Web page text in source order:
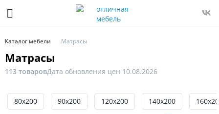
Каталог мебели Матрасы
Матрасы
113 товаровДата обновления цен 10.08.2026
80x200 90x200 120x200 140x200
Фильтр
Только
наличии
От